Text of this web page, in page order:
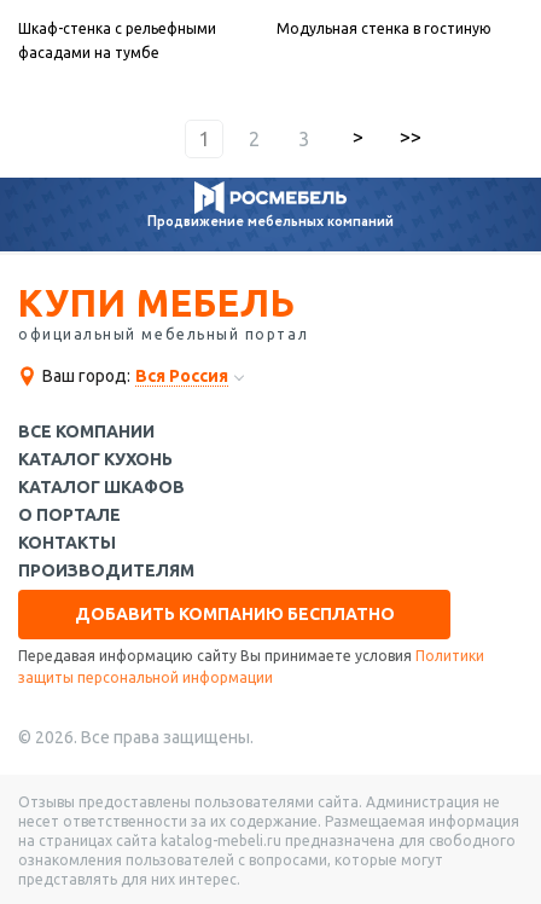
Шкаф-стенка с рельефными
фасадами на тумбе
Модульная стенка в гостиную
1 2 3
Продвижениемебельных компаний
КУПИ МЕБЕЛЬ
официальный мебельный портал
Ваш город: Вся Россия
ВСЕ КОМПАНИИ
КАТАЛОГ КУХОНЬ
КАТАЛОГ ШКАФОВ
О ПОРТАЛЕ
КОНТАКТЫ
ПРОИЗВОДИТЕЛЯМ
ДОБАВИТЬ КОМПАНИЮ БЕСПЛАТНО
Передавая информацию сайту Вы принимаете условия Политики
защиты персональной информации
© 2026. Все права защищены.
Отзывы предоставлены пользователями сайта. Администрация не
несет ответственности за их содержание. Размещаемая информация
на страницах сайта katalog-mebeli.ru предназначена для свободного
ознакомления пользователей с вопросами, которые могут
представлять для них интерес.